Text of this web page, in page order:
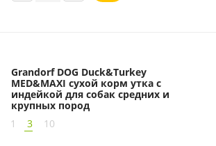
Grandorf DOG Duck&Turkey
MED&MAXI сухой корм утка с
индейкой для собак средних и
крупных пород
1
3 10